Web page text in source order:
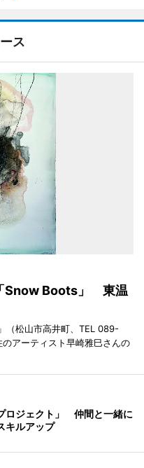
ス
Snow Boots」 東温
（松山市高井町、TEL 089-
アーティスト早崎雅巳さんの
ロジェクト」 仲間と一緒に
キルアップ